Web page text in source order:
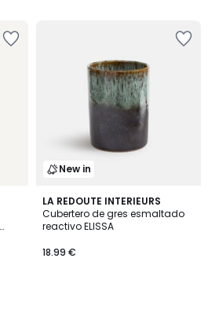
New in
LA REDOUTE INTERIEURS
Cubertero de gres esmaltado
reactivo ELISSA
18.99 €